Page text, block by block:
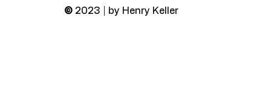
©2023 | by Henry Keller